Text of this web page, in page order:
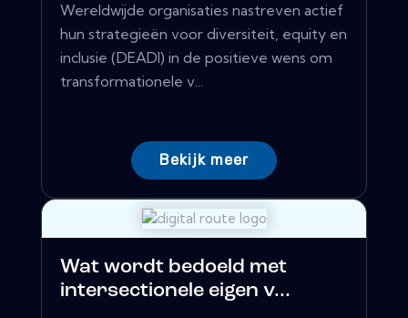
Wereldwijde organisaties nastreven actief
hun strategieën voor diversiteit, equity en
inclusie (DEADI) in de positieve wens om
transformationele v...
Bekijk meer
Wat wordt bedoeld met
intersectionele eigen v...